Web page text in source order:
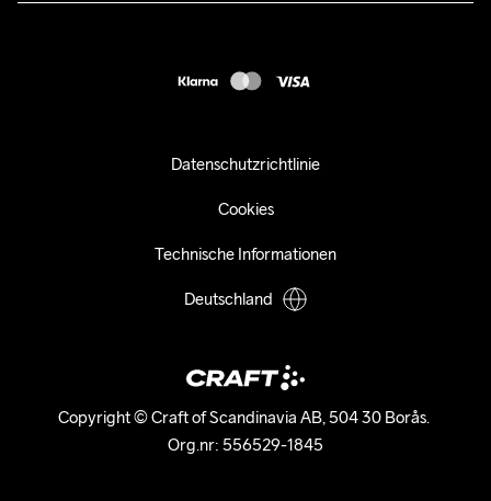
Copyright © Craft of Scandinavia AB, 504 30 Borås.
Org.nr: 556529-1845
Datenschutzrichtlinie
Cookies
Technische Informationen
Deutschland